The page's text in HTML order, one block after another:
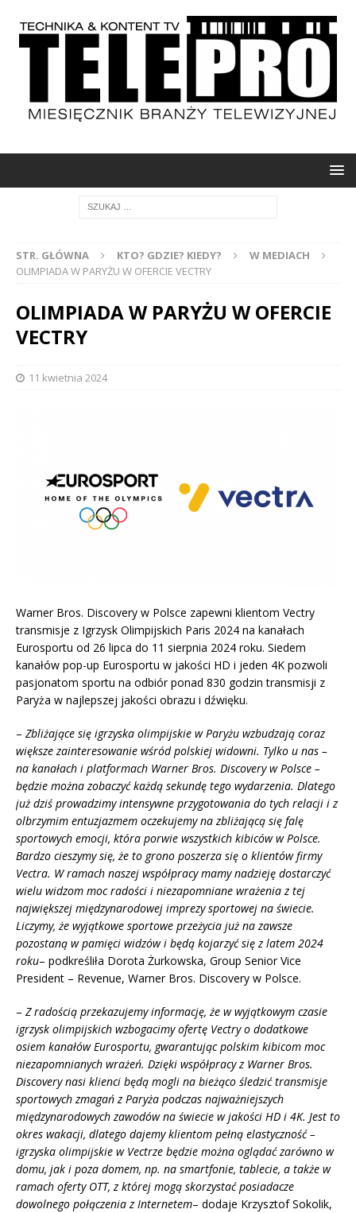
STR. GŁÓWNA KTO? GDZIE? KIEDY?
W MEDIACH
OLIMPIADA W PARYŻU W OFERCIE VECTRY
OLIMPIADA W PARYŻU W OFERCIE
VECTRY
11 kwietnia 2024
Warner Bros. Discovery w Polsce zapewni klientom Vectry
transmisje z Igrzysk Olimpijskich Paris 2024 na kanałach
Eurosportu od 26 lipca do 11 sierpnia 2024 roku. Siedem
kanałów pop-up Eurosportu w jakości HD i jeden 4K pozwoli
pasjonatom sportu na odbiór ponad 830 godzin transmisji z
Paryża w najlepszej jakości obrazu i dźwięku.
– Zbliżające się igrzyska olimpijskie w Paryżu wzbudzają coraz
większe zainteresowanie wśród polskiej widowni. Tylko u nas –
na kanałach i platformach Warner Bros. Discovery w Polsce –
będzie można zobaczyć każdą sekundę tego wydarzenia. Dlatego
już dziś prowadzimy intensywne przygotowania do tych relacji i z
olbrzymim entuzjazmem oczekujemy na zbliżającą się falę
sportowych emocji, która porwie wszystkich kibiców w Polsce.
Bardzo cieszymy się, że to grono poszerza się o klientów firmy
Vectra. W ramach naszej współpracy mamy nadzieję dostarczyć
wielu widzom moc radości i niezapomniane wrażenia z tej
największej międzynarodowej imprezy sportowej na świecie.
Liczymy, że wyjątkowe sportowe przeżycia już na zawsze
pozostaną w pamięci widzów i będą kojarzyć się z latem 2024
roku– podkreśliła Dorota Żurkowska, Group Senior Vice
President – Revenue, Warner Bros. Discovery w Polsce.
– Z radością przekazujemy informację, że w wyjątkowym czasie
igrzysk olimpijskich wzbogacimy ofertę Vectry o dodatkowe
osiem kanałów Eurosportu, gwarantując polskim kibicom moc
niezapomnianych wrażeń. Dzięki współpracy z Warner Bros.
Discovery nasi klienci będą mogli na bieżąco śledzić transmisje
sportowych zmagań z Paryża podczas najważniejszych
międzynarodowych zawodów na świecie w jakości HD i 4K. Jest to
okres wakacji, dlatego dajemy klientom pełną elastyczność –
igrzyska olimpijskie w Vectrze będzie można oglądać zarówno w
domu, jak i poza domem, np. na smartfonie, tablecie, a także w
ramach oferty OTT, z której mogą skorzystać posiadacze
dowolnego połączenia z Internetem– dodaje Krzysztof Sokolik,